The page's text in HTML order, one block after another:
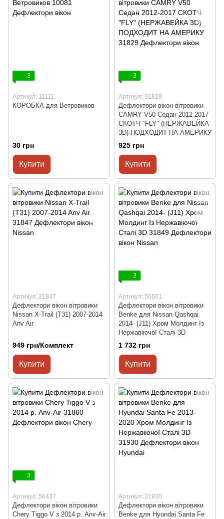
3
Артикул: 11111
КОРОБКА для Ветровиков
30 грн
Купити
3
Артикул: 31829
Дефлектори вікон вітровики
CAMRY V50 Седан 2012-2017
СКОТЧ "FLY" (НЕРЖАВЕЙКА
3D) ПОДХОДИТ НА АМЕРИКУ
925 грн
Купити
Артикул: 31847
Дефлектори вікон вітровики
Nissan X-Trail (T31) 2007-2014
Anv Air
949 грн/Комплект
Купити
3
Артикул: 56601
Дефлектори вікон вітровики
Benke для Nissan Qashqai
2014- (J11) Хром Молдинг Із
Нержавіючої Сталі 3D
1 732 грн
Купити
3
Артикул: 56437
Дефлектори вікон вітровики
Chery Tiggo V з 2014 р. Anv-Air
Артикул: 31930
Дефлектори вікон вітровики
Benke для Hyundai Santa Fe